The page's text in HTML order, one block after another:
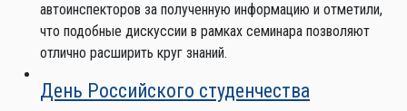
автоинспекторов за полученную информацию и отметили,
что подобные дискуссии в рамках семинара позволяют
отлично расширить круг знаний.
День Российского студенчества